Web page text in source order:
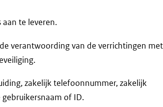
te leveren.
verantwoording van de verrichtingen
zakelijk telefoonnummer, zakelijk
of ID.